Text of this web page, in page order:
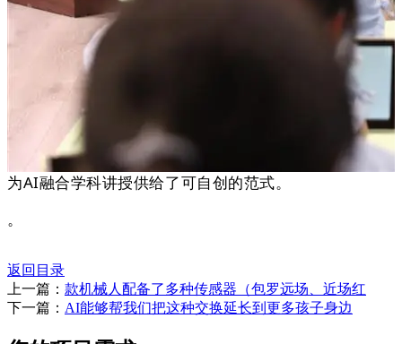
为AI融合学科讲授供给了可自创的范式。
。
返回目录
上一篇： 款机械人配备了多种传感器（包罗远场、近场红
下一篇： AI能够帮我们把这种交换延长到更多孩子身边